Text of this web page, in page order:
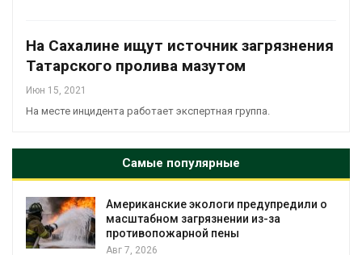
На Сахалине ищут источник загрязнения
Татарского пролива мазутом
Июн 15, 2021
На месте инцидента работает экспертная группа.
Самые популярные
Американские экологи предупредили о
масштабном загрязнении из-за
противопожарной пены
Авг 7, 2026